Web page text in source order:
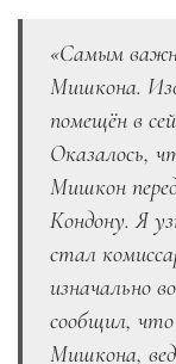
«Самым
Мишкона.
помещён в
Оказалось,
Мишкон
Кондону. Я
стал
изначально
сообщил,
Мишкона,